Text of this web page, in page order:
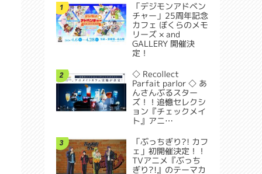
1
「デジモンアドベン
チャー」25周年記念
カフェ ぼくらのメモ
リーズ × and
GALLERY 開催決
定！
2
◇ Recollect
Parfait parlor ◇ あ
んさんぶるスター
ズ！！追憶セレクシ
ョン『チェックメイ
ト』アニ…
3
「ぶっちぎり?! カフ
ェ」初開催決定！！
TVアニメ『ぶっち
ぎり?!』のテーマカ